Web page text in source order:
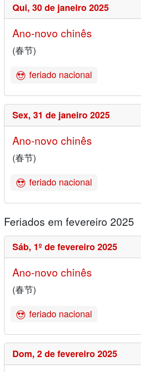
Qui, 30 de janeiro 2025
Ano-novo chinês
(春节)
feriado nacional
Sex, 31 de janeiro 2025
Ano-novo chinês
(春节)
feriado nacional
Feriados em fevereiro 2025
Sáb, 1º de fevereiro 2025
Ano-novo chinês
(春节)
feriado nacional
Dom, 2 de fevereiro 2025